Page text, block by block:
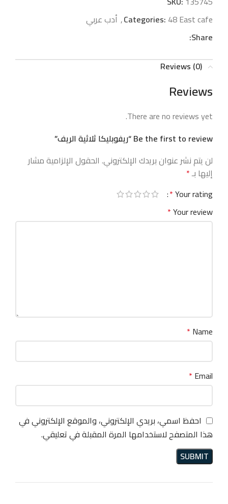
Categories: 48 East cafe
, أدب عربي
Share:
Reviews (0)
Reviews
There are no reviews yet.
Be the first to review “ريفوبليكا ثلاثية الريف”
لن يتم نشر عنوان بريدك الإلكتروني. الحقول الإلزامية مشار
إليها بـ*
Your rating
*
Your review
*
Name
*
Email
*
احفظ اسمي، بريدي الإلكتروني، والموقع الإلكتروني في
هذا المتصفح لاستخدامها المرة المقبلة في تعليقي.